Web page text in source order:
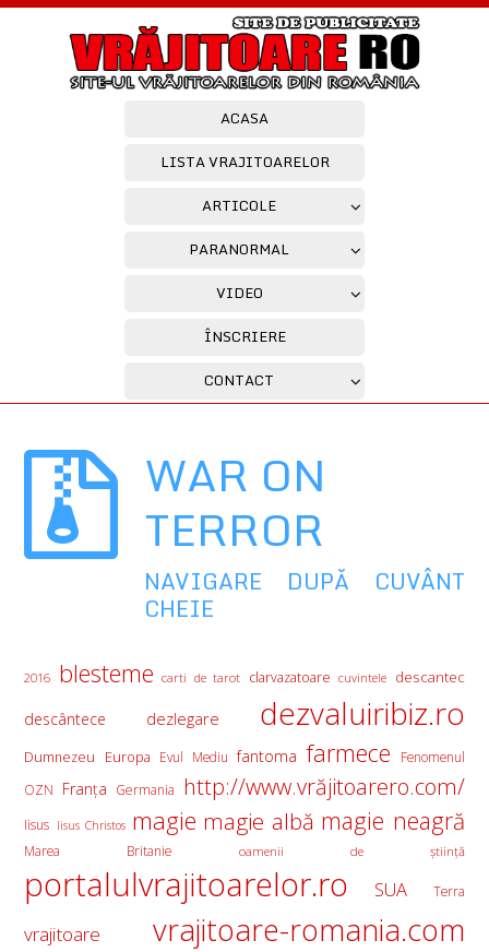
ACASA
LISTA VRAJITOARELOR
ARTICOLE
PARANORMAL
VIDEO
ÎNSCRIERE
CONTACT
WAR ON
TERROR
NAVIGARE DUPĂ CUVÂNT
CHEIE
2016 blesteme carti de tarot clarvazatoare cuvintele descantec
descântece dezlegare dezvaluiribiz.ro
Dumnezeu Europa Evul Mediu fantoma farmece
Fenomenul
OZN
Franţa Germania http://www.vrăjitoarero.com/
Iisus Iisus Christos magie magie albă magie neagră
Marea Britanie oamenii de ştiinţă
portalulvrajitoarelor.ro SUA Terra
vrajitoare
vrajitoare-romania.com